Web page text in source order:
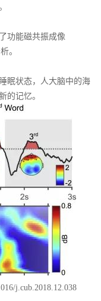
功能磁共振成像
。
眠状态，人大脑中的海
的记忆。
j.cub.2018.12.038